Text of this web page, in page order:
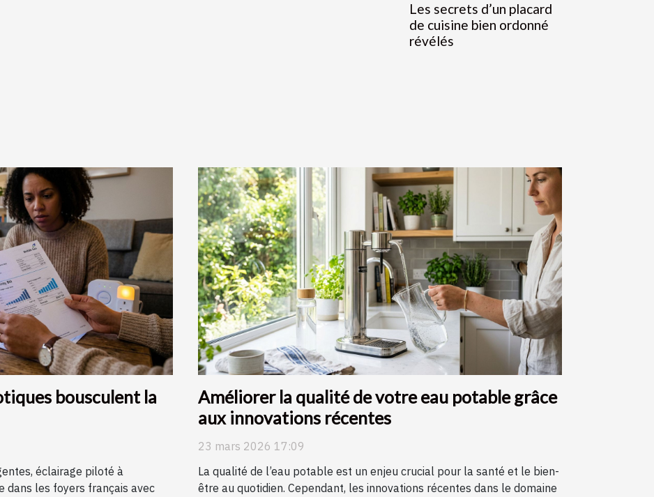
Les secrets d’un placard
de cuisine bien ordonné
révélés
bousculent la
éclairage piloté à
dans les foyers français avec
Améliorer la qualité de votre eau potable grâce
aux innovations récentes
23 mars 2026 17:09
La qualité de l’eau potable est un enjeu crucial pour la santé et le bien-
être au quotidien. Cependant, les innovations récentes dans le domaine